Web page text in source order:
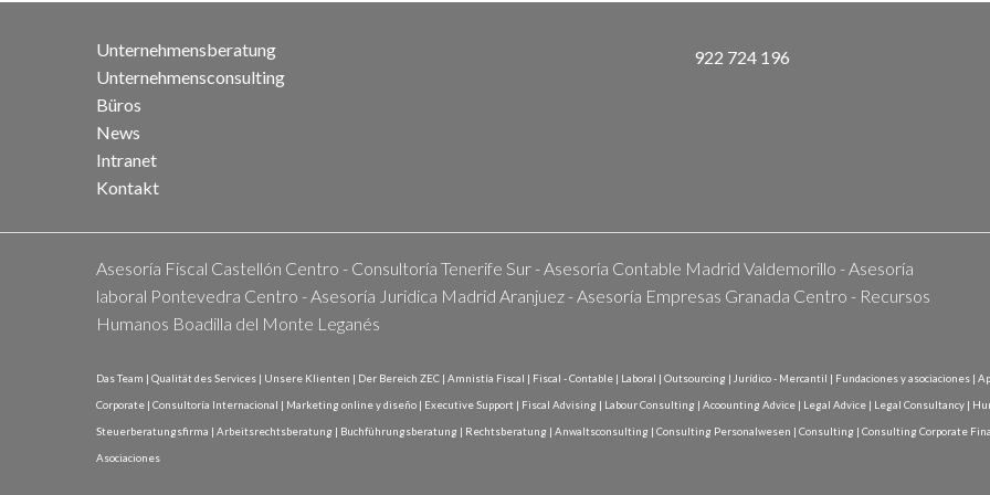
Unternehmensberatung
Unternehmensconsulting
Büros
News
Intranet
Kontakt
922 724 196
Asesoría Fiscal Castellón Centro - Consultoría Tenerife Sur - Asesoría Contable Madrid Valdemorillo - Asesoría
laboral Pontevedra Centro - Asesoría Juridica Madrid Aranjuez - Asesoría Empresas Granada Centro - Recursos
Humanos Boadilla del Monte Leganés
Das Team | Qualität des Services | Unsere Klienten | Der Bereich ZEC | Amnistía Fiscal | Fiscal - Contable | Laboral | Outsourcing | Jurídico - Mercantil | Fundaciones y asociaciones |
Corporate | Consultoría Internacional | Marketing online y diseño | Executive Support | Fiscal Advising | Labour Consulting | Acoounting Advice | Legal Advice | Legal Consultancy |
Steuerberatungsfirma | Arbeitsrechtsberatung | Buchführungsberatung | Rechtsberatung | Anwaltsconsulting | Consulting Personalwesen | Consulting | Consulting Corporate
Asociaciones